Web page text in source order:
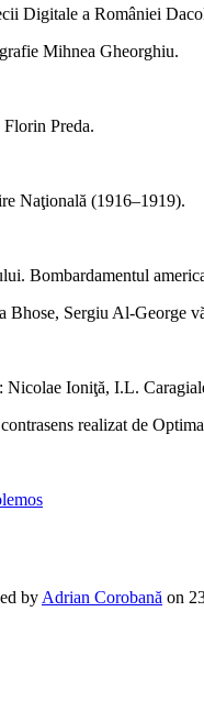
Digitale a României
Mihnea Gheorghiu.
Preda.
Naţională (1916–1919).
Bombardamentul
Bhose, Sergiu Al-
Ioniţă, I.L.
realizat de
by Adrian Corobană on